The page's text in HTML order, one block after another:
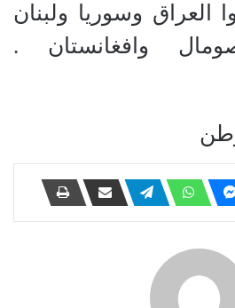
العراق وسوريا ولبنان
وافغانستان .